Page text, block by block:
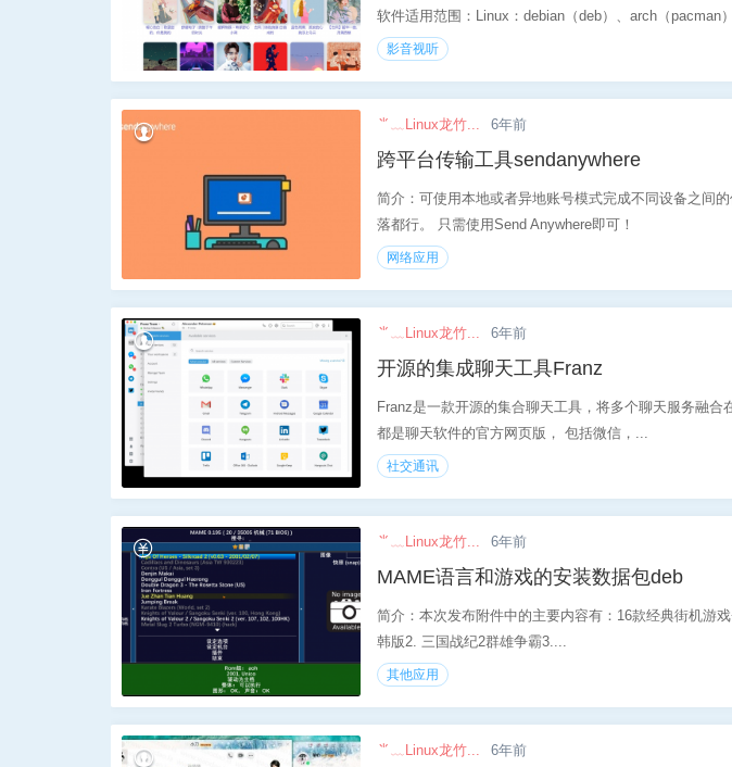
软件适用范围：Linux：debian（deb）、arch（pacman
影音视听
⺌﹏Linux龙竹... 6年前
跨平台传输工具sendanywhere
简介：可使用本地或者异地账号模式完成不同设备之间
落都行。 只需使用Send Anywhere即可！
网络应用
⺌﹏Linux龙竹... 6年前
开源的集成聊天工具Franz
Franz是一款开源的集合聊天工具，将多个聊天服务融
都是聊天软件的官方网页版， 包括微信，...
社交通讯
⺌﹏Linux龙竹... 6年前
MAME语言和游戏的安装数据包deb
简介：本次发布附件中的主要内容有：16款经典街机游
韩版2. 三国战纪2群雄争霸3....
其他应用
⺌﹏Linux龙竹... 6年前